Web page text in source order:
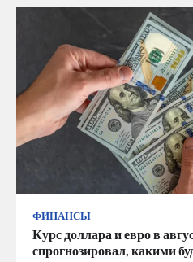
ФИНАНСЫ
Курс доллара и евро в
спрогнозировал, какими